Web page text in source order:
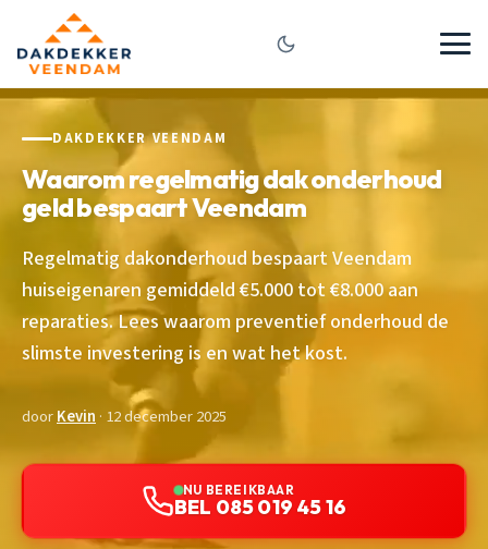
DAKDEKKER VEENDAM
Waarom regelmatig dak onderhoud
geld bespaart Veendam
Regelmatig dakonderhoud bespaart Veendam
huiseigenaren gemiddeld €5.000 tot €8.000 aan
reparaties. Lees waarom preventief onderhoud de
slimste investering is en wat het kost.
doorKevin · 12 december 2025
NU BEREIKBAAR
BEL 085 019 45 16